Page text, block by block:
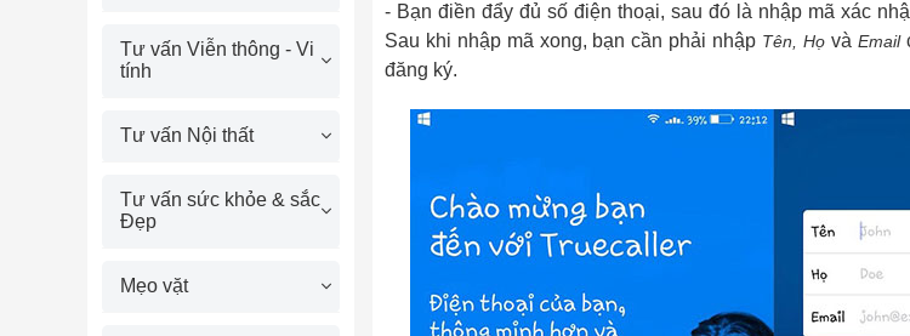
Tư vấn Viễn thông - Vi
tính
Tư vấn Nội thất
Tư vấn sức khỏe & sắc
Đẹp
Mẹo vặt
- Bạn điền đẩy đủ số điện thoại, sau đó là nhập mã xác
Sau khi nhập mã xong, bạn cần phải nhập Tên, Họ và Email
đăng ký.